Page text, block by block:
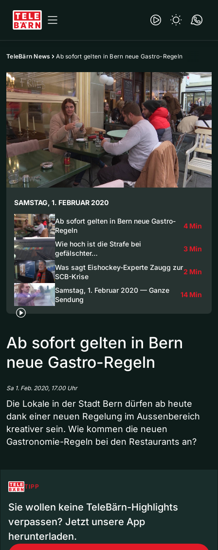
TeleBärn News Ab sofort gelten in Bern neue Gastro-Regeln
SAMSTAG, 1. FEBRUAR 2020
Ab sofort gelten in Bern neue Gastro-
Regeln
4 Min
Wie hoch ist die Strafe bei
gefälschter…
3 Min
Was sagt Eishockey-Experte Zaugg zur
SCB-Krise
2 Min
Samstag, 1. Februar 2020 — Ganze
Sendung
14 Min
Ab sofort gelten in Bern
neue Gastro-Regeln
Sa 1. Feb. 2020, 17.00 Uhr
Die Lokale in der Stadt Bern dürfen ab heute
dank einer neuen Regelung im Aussenbereich
kreativer sein. Wie kommen die neuen
Gastronomie-Regeln bei den Restaurants an?
TIPP
Sie wollen keine TeleBärn-Highlights
verpassen? Jetzt unsere App
herunterladen.